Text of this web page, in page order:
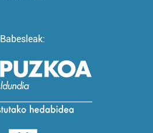
Babesleak: